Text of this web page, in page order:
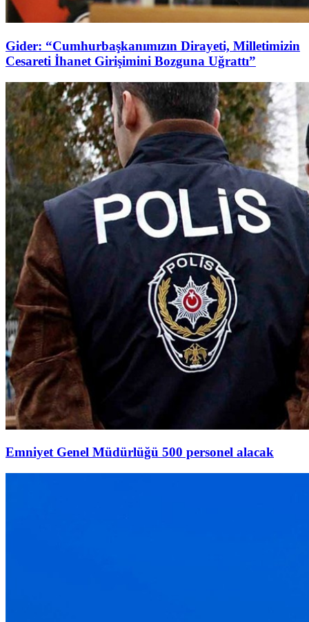
Gider: “Cumhurbaşkanımızın Dirayeti, Milletimizin
Cesareti İhanet Girişimini Bozguna Uğrattı”
Emniyet Genel Müdürlüğü 500 personel alacak